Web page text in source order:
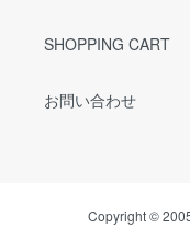
SHOPPING CART
お問い合わせ
Copyright ©